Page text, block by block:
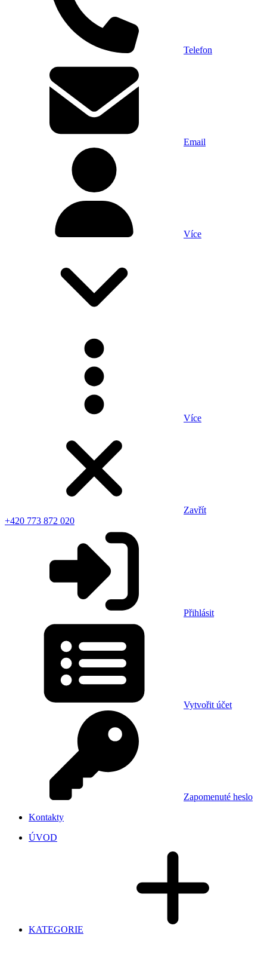
Telefon
Email
Více
Více
Zavřít
+420 773 872 020
Přihlásit
Vytvořit účet
Zapomenuté heslo
Kontakty
ÚVOD
KATEGORIE